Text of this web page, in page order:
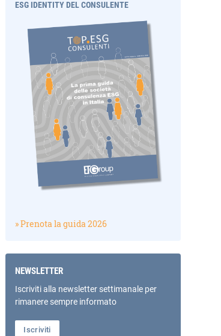
ESG IDENTITY DEL CONSULENTE
» Prenota la guida 2026
NEWSLETTER
Iscriviti alla newsletter settimanale per
rimanere sempre informato
Iscriviti